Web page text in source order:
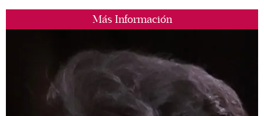
Más Información